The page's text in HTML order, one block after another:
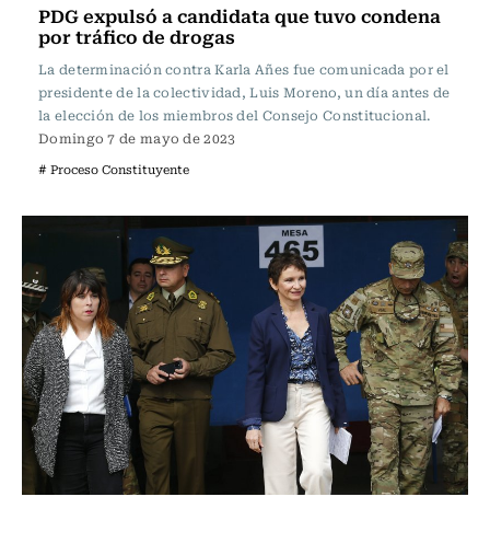
PDG expulsó a candidata que tuvo condena
por tráfico de drogas
La determinación contra Karla Añes fue comunicada por el
presidente de la colectividad, Luis Moreno, un día antes de
la elección de los miembros del Consejo Constitucional.
Domingo 7 de mayo de 2023
# Proceso Constituyente